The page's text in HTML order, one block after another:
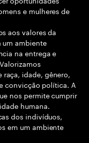
e mulheres de
aos valores da
um ambiente
na entrega e
idade, gênero,
convicção política. A
nos permite cumprir
humana.
dos indivíduos,
em um ambiente